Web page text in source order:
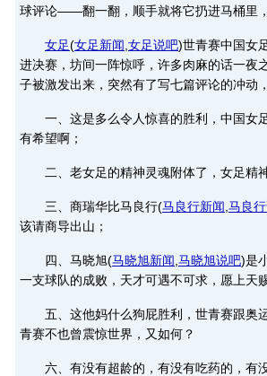
球评论——翻一翻，顺手就将它扔进马桶里
女足(女足新闻 女足说吧)世青赛中国女
进决赛，坊间一阵惊呼，许多肉麻的话一夜
子被激发出来，突然有了写七篇评论的冲动
一、这是多么令人惊喜的胜利，中国女
有希望啊；
二、老女足的精神灵魂附体了，女足精神
三、商瑞华比马良行(马良行新闻 马良
该请商导出山；
四、马晓旭(马晓旭新闻 马晓旭说吧)是
一支球队的成败，天才可遇不可求，愿上天
五、这他妈什么狗屁胜利，世青赛跟奥
青赛不也曾震惊世界，又如何？
六、有没有超龄的，有没有吃药的，有